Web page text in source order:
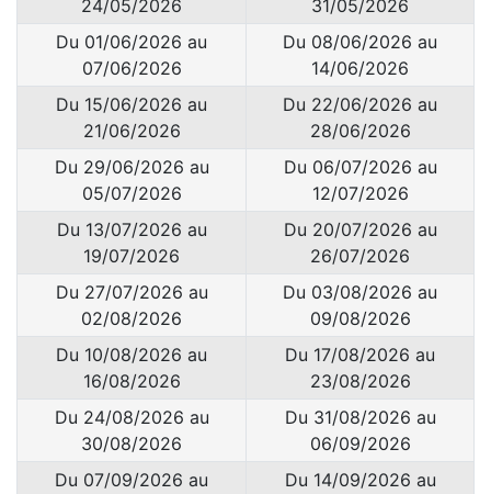
24/05/2026
31/05/2026
Du 01/06/2026 au
07/06/2026
Du 08/06/2026 au
14/06/2026
Du 15/06/2026 au
21/06/2026
Du 22/06/2026 au
28/06/2026
Du 29/06/2026 au
05/07/2026
Du 06/07/2026 au
12/07/2026
Du 13/07/2026 au
19/07/2026
Du 20/07/2026 au
26/07/2026
Du 27/07/2026 au
02/08/2026
Du 03/08/2026 au
09/08/2026
Du 10/08/2026 au
16/08/2026
Du 17/08/2026 au
23/08/2026
Du 24/08/2026 au
30/08/2026
Du 31/08/2026 au
06/09/2026
Du 07/09/2026 au
Du 14/09/2026 au